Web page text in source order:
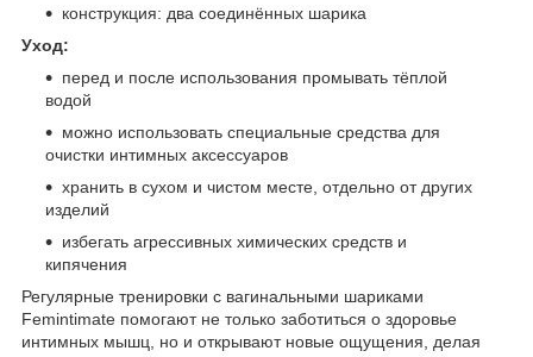
конструкция: два соединённых шарика
Уход:
перед и после использования промывать тёплой
водой
можно использовать специальные средства для
очистки интимных аксессуаров
хранить в сухом и чистом месте, отдельно от других
изделий
избегать агрессивных химических средств и
кипячения
Регулярные тренировки с вагинальными шариками
Femintimate помогают не только заботиться о здоровье
интимных мышц, но и открывают новые ощущения, делая